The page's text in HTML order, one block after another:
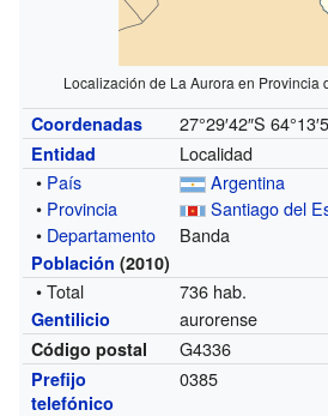
Localización de La Aurora en Provincia
Coordenadas 27°29′42″S
Entidad
Localidad
• País
Argentina
• Provincia
Santiago del
• Departamento Banda
Población (2010)
• Total 736 hab.
Gentilicio aurorense
Código postal G4336
Prefijo
telefónico
0385